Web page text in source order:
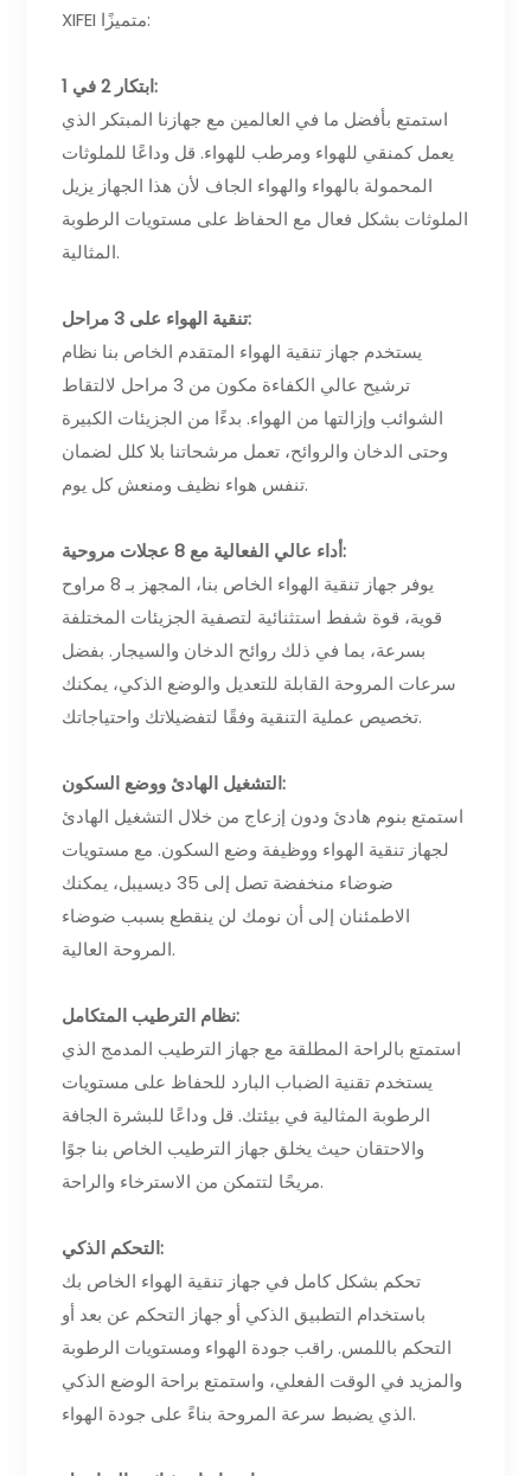
XIFEI متميزًا:
ابتكار 2 في 1:
استمتع بأفضل ما في العالمين مع جهازنا المبتكر الذي
يعمل كمنقي للهواء ومرطب للهواء. قل وداعًا للملوثات
المحمولة بالهواء والهواء الجاف لأن هذا الجهاز يزيل
الملوثات بشكل فعال مع الحفاظ على مستويات الرطوبة
المثالية.
تنقية الهواء على 3 مراحل:
يستخدم جهاز تنقية الهواء المتقدم الخاص بنا نظام
ترشيح عالي الكفاءة مكون من 3 مراحل لالتقاط
الشوائب وإزالتها من الهواء. بدءًا من الجزيئات الكبيرة
وحتى الدخان والروائح، تعمل مرشحاتنا بلا كلل لضمان
تنفس هواء نظيف ومنعش كل يوم.
أداء عالي الفعالية مع 8 عجلات مروحية:
يوفر جهاز تنقية الهواء الخاص بنا، المجهز بـ 8 مراوح
قوية، قوة شفط استثنائية لتصفية الجزيئات المختلفة
بسرعة، بما في ذلك روائح الدخان والسيجار. بفضل
سرعات المروحة القابلة للتعديل والوضع الذكي، يمكنك
تخصيص عملية التنقية وفقًا لتفضيلاتك واحتياجاتك.
التشغيل الهادئ ووضع السكون:
استمتع بنوم هادئ ودون إزعاج من خلال التشغيل الهادئ
لجهاز تنقية الهواء ووظيفة وضع السكون. مع مستويات
ضوضاء منخفضة تصل إلى 35 ديسيبل، يمكنك
الاطمئنان إلى أن نومك لن ينقطع بسبب ضوضاء
المروحة العالية.
نظام الترطيب المتكامل:
استمتع بالراحة المطلقة مع جهاز الترطيب المدمج الذي
يستخدم تقنية الضباب البارد للحفاظ على مستويات
الرطوبة المثالية في بيئتك. قل وداعًا للبشرة الجافة
والاحتقان حيث يخلق جهاز الترطيب الخاص بنا جوًا
مريحًا لتتمكن من الاسترخاء والراحة.
التحكم الذكي:
تحكم بشكل كامل في جهاز تنقية الهواء الخاص بك
باستخدام التطبيق الذكي أو جهاز التحكم عن بعد أو
التحكم باللمس. راقب جودة الهواء ومستويات الرطوبة
والمزيد في الوقت الفعلي، واستمتع براحة الوضع الذكي
الذي يضبط سرعة المروحة بناءً على جودة الهواء.